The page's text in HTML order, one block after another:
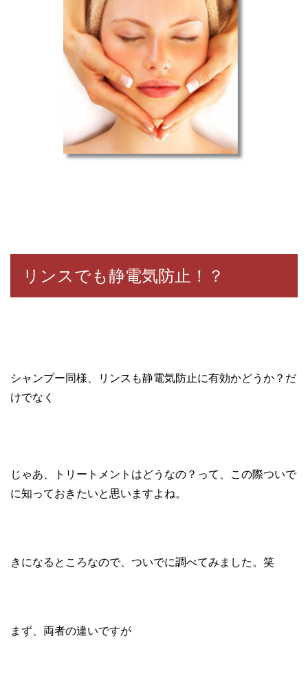
リンスでも静電気防止！？
シャンプー同様、リンスも静電気防止に有効かどうか？だ
けでなく
じゃあ、トリートメントはどうなの？って、この際ついで
に知っておきたいと思いますよね。
きになるところなので、ついでに調べてみました。笑
まず、両者の違いですが